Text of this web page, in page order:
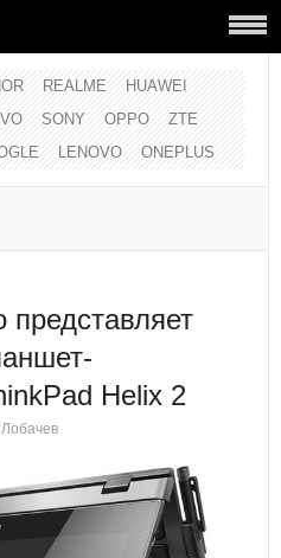
REALME
HUAWEI
SONY OPPO
ZTE
LENOVO ONEPLUS
представляет
Helix 2
Лобачев